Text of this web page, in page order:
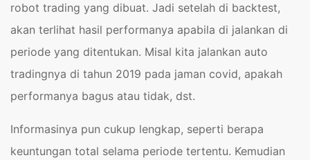
robot trading yang dibuat. Jadi setelah di backtest,
akan terlihat hasil performanya apabila di jalankan di
periode yang ditentukan. Misal kita jalankan auto
tradingnya di tahun 2019 pada jaman covid, apakah
performanya bagus atau tidak, dst.
Informasinya pun cukup lengkap, seperti berapa
keuntungan total selama periode tertentu. Kemudian